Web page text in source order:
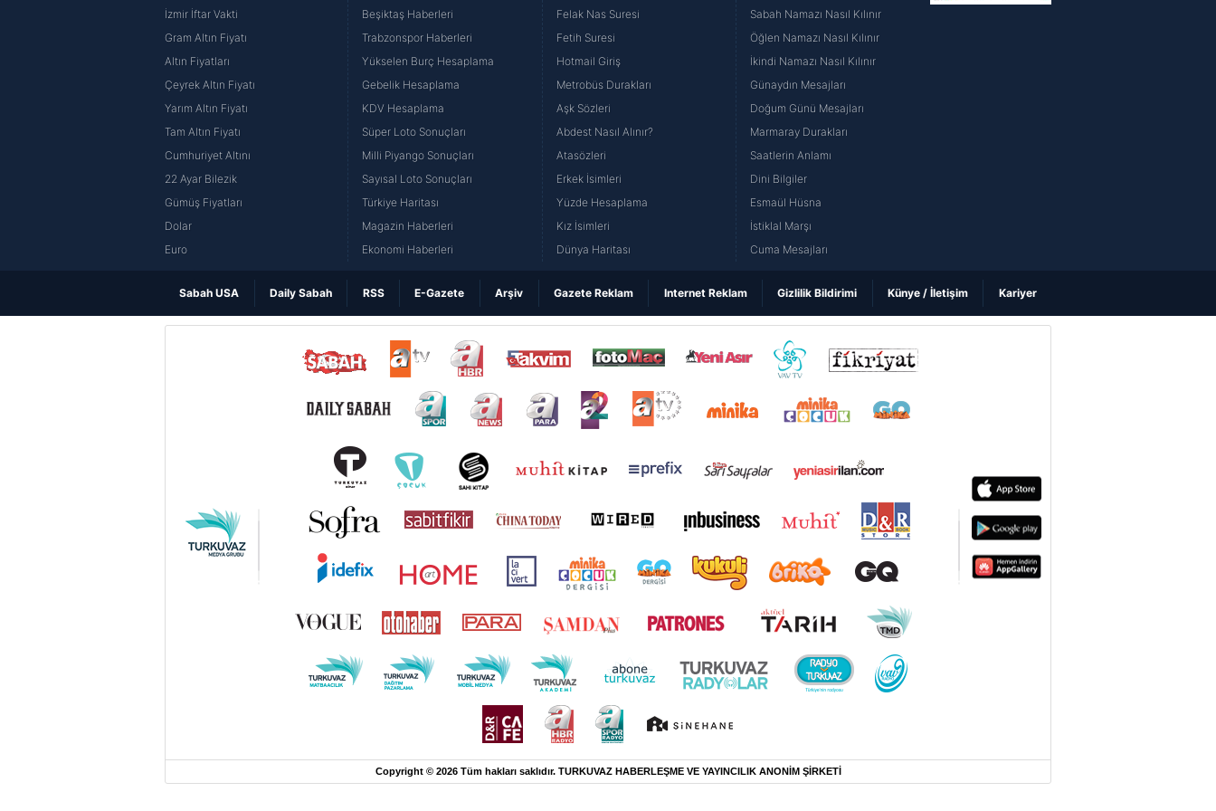
İzmir İftar Vakti
Gram Altın Fiyatı
Altın Fiyatları
Çeyrek Altın Fiyatı
Yarım Altın Fiyatı
Tam Altın Fiyatı
Cumhuriyet Altını
22 Ayar Bilezik
Gümüş Fiyatları
Dolar
Euro
Beşiktaş Haberleri
Trabzonspor Haberleri
Yükselen Burç Hesaplama
Gebelik Hesaplama
KDV Hesaplama
Süper Loto Sonuçları
Milli Piyango Sonuçları
Sayısal Loto Sonuçları
Türkiye Haritası
Magazin Haberleri
Ekonomi Haberleri
Felak Nas Suresi
Fetih Suresi
Hotmail Giriş
Metrobüs Durakları
Aşk Sözleri
Abdest Nasıl Alınır?
Atasözleri
Erkek İsimleri
Yüzde Hesaplama
Kız İsimleri
Dünya Haritası
Sabah Namazı Nasıl Kılınır
Öğlen Namazı Nasıl Kılınır
İkindi Namazı Nasıl Kılınır
Günaydın Mesajları
Doğum Günü Mesajları
Marmaray Durakları
Saatlerin Anlamı
Dini Bilgiler
Esmaül Hüsna
İstiklal Marşı
Cuma Mesajları
Sabah USA Daily Sabah RSS E-Gazete Arşiv Gazete Reklam Internet Reklam Gizlilik Bildirimi Künye / İletişim Kariyer
Copyright © 2026 Tüm hakları saklıdır. TURKUVAZ HABERLEŞME VE YAYINCILIK ANONİM ŞİRKETİ